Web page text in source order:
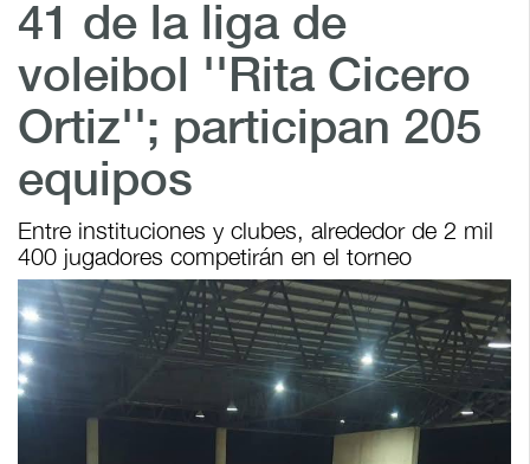
41 de la liga de
voleibol ''Rita Cicero
Ortiz''; participan 205
equipos
Entre instituciones y clubes, alrededor de 2 mil
400 jugadores competirán en el torneo